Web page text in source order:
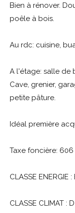
Bien à rénover.
poêle à bois.
Au rdc: cuisine,
A l'étage: salle de
Cave, grenier,
petite pâture.
Idéal première
Taxe foncière: 606
CLASSE ENERGIE
CLASSE CLIMAT :